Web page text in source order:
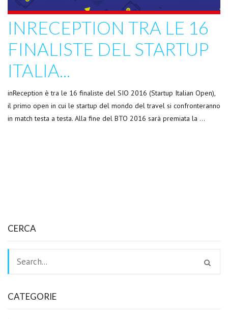
INRECEPTION TRA LE 16
FINALISTE DEL STARTUP
ITALIA...
inReception è tra le 16 finaliste del SIO 2016 (Startup Italian Open),
il primo open in cui le startup del mondo del travel si confronteranno
in match testa a testa. Alla fine del BTO 2016 sarà premiata la …
CERCA
CATEGORIE